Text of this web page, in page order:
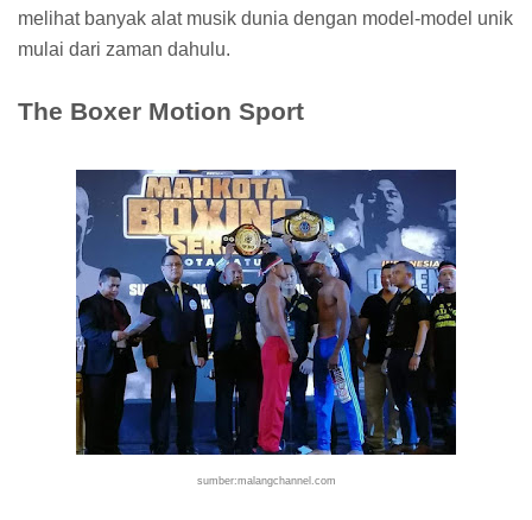
melihat banyak alat musik dunia dengan model-model unik
mulai dari zaman dahulu.
The Boxer Motion Sport
sumber:malangchannel.com